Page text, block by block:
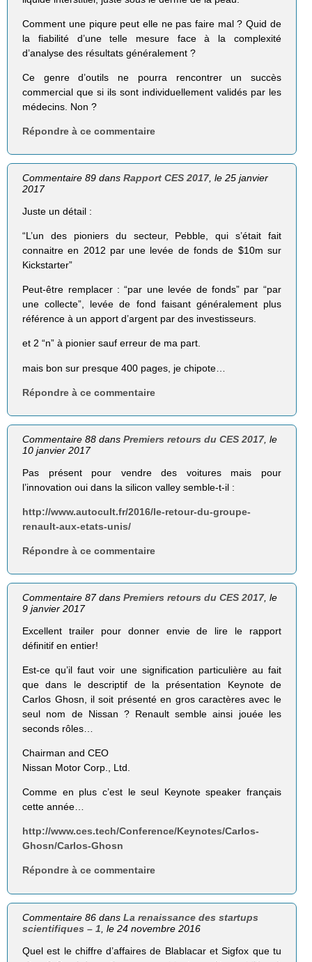
Comment une piqure peut elle ne pas faire mal ? Quid de
la fiabilité d’une telle mesure face à la complexité
d’analyse des résultats généralement ?
Ce genre d’outils ne pourra rencontrer un succès
commercial que si ils sont individuellement validés par les
médecins. Non ?
Répondre à ce commentaire
Commentaire 89 dansRapport CES 2017, le 25 janvier
2017
Juste un détail :
“L’un des pioniers du secteur, Pebble, qui s’était fait
connaitre en 2012 par une levée de fonds de $10m sur
Kickstarter”
Peut-être remplacer : “par une levée de fonds” par “par
une collecte”, levée de fond faisant généralement plus
référence à un apport d’argent par des investisseurs.
et 2 “n” à pionier sauf erreur de ma part.
mais bon sur presque 400 pages, je chipote…
Répondre à ce commentaire
Commentaire 88 dansPremiers retours du CES 2017, le
10 janvier 2017
Pas présent pour vendre des voitures mais pour
l’innovation oui dans la silicon valley semble-t-il :
http://www.autocult.fr/2016/le-retour-du-groupe-
renault-aux-etats-unis/
Répondre à ce commentaire
Commentaire 87 dansPremiers retours du CES 2017, le
9 janvier 2017
Excellent trailer pour donner envie de lire le rapport
définitif en entier!
Est-ce qu’il faut voir une signification particulière au fait
que dans le descriptif de la présentation Keynote de
Carlos Ghosn, il soit présenté en gros caractères avec le
seul nom de Nissan ? Renault semble ainsi jouée les
seconds rôles…
Chairman and CEO
Nissan Motor Corp., Ltd.
Comme en plus c’est le seul Keynote speaker français
cette année…
http://www.ces.tech/Conference/Keynotes/Carlos-
Ghosn/Carlos-Ghosn
Répondre à ce commentaire
Commentaire 86 dansLa renaissance des startups
scientifiques – 1 , le 24 novembre 2016
Quel est le chiffre d’affaires de Blablacar et Sigfox que tu